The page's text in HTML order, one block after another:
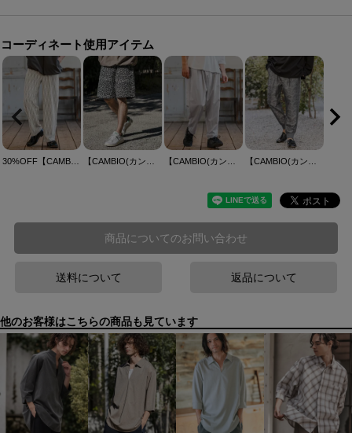
コーディネート使用アイテム
商品についてのお問い合わせ
送料について 返品について
他のお客様はこちらの商品も見ています